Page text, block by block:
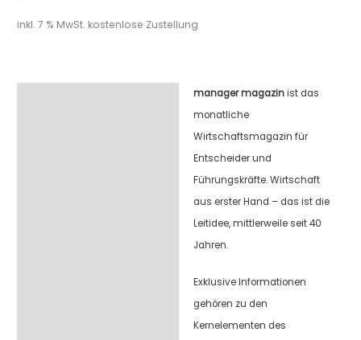
inkl. 7 % MwSt. kostenlose Zustellung
manager magazinist das
monatliche
Wirtschaftsmagazin für
Entscheider und
Führungskräfte. Wirtschaft
aus erster Hand – das ist die
Leitidee, mittlerweile seit 40
Jahren.
Exklusive Informationen
gehören zu den
Kernelementen des